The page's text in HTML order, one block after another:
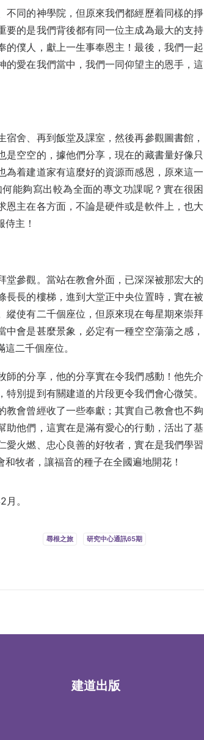
不同的神學院，但原來我們都經歷着同樣的掙
要的是我們背後都有同一位主成為最大的支持
僕人，獻上一生事奉恩主！最後，我們一起
愛在我們當中，我們一同仰望主的恩手，這
舍、再到飯堂及課室，然後再參觀圖書館，
空空的，據他們分享，現在的藏書量好像只
着建道家有這麼好的資源而感恩，原來這一
能夠寫出較為全面的專文功課呢？實在很困
主在各方面，不論是硬件或是軟件上，也大
主！
堂參觀。當站在教會外面，已深深被那宏大的
長長的樓梯，進到大堂正中央位置時，實在被
縱使有二千個座位，但原來現在每星期來崇拜
會是甚麼景象，必定有一種空空蕩蕩之感，
二千個座位。
的分享，他的分享實在令我們感動！他先介
別提到有關建道的片段更令我們會心微笑。
會曾經收了一些奉獻；其實自己教會也不夠
助他們，這實在是滿有愛心的行動，活出了基
火燃、忠心良善的好牧者，實在是我們學習
牧者，讓福音的種子在全國遍地開花！
。
尋根之旅 研究中心通訊65期
建道出版